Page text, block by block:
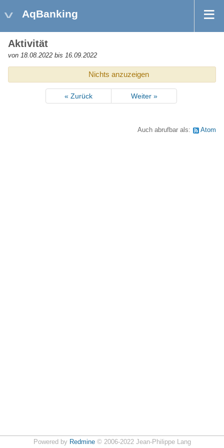
AqBanking
Aktivität
von 18.08.2022 bis 16.09.2022
Nichts anzuzeigen
« Zurück Weiter »
Auch abrufbar als: Atom
Powered by Redmine© 2006-2022 Jean-Philippe Lang